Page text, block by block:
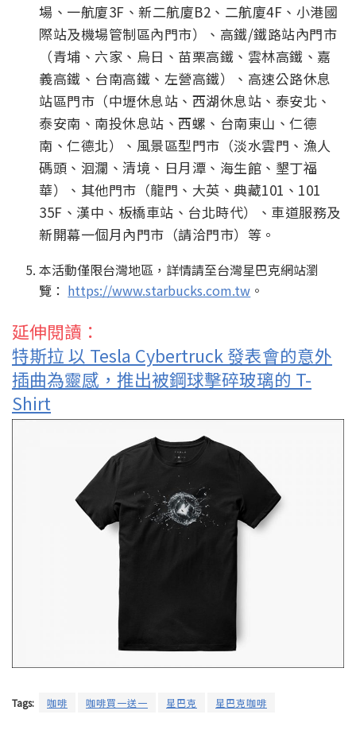
場、一航廈3F、新二航廈B2、二航廈4F、小港國
際站及機場管制區內門市）、高鐵/鐵路站內門市
（青埔、六家、烏日、苗栗高鐵、雲林高鐵、嘉
義高鐵、台南高鐵、左營高鐵）、高速公路休息
站區門市（中壢休息站、西湖休息站、泰安北、
泰安南、南投休息站、西螺、台南東山、仁德
南、仁德北）、風景區型門市（淡水雲門、漁人
碼頭、洄瀾、清境、日月潭、海生館、墾丁福
華）、其他門市（龍門、大英、典藏101、101
35F、漢中、板橋車站、台北時代）、車道服務及
新開幕一個月內門市（請洽門市）等。
本活動僅限台灣地區，詳情請至台灣星巴克網站瀏
覽： https://www.starbucks.com.tw 。
延伸閱讀：
特斯拉 以 Tesla Cybertruck 發表會的意外
插曲為靈感，推出被鋼球擊碎玻璃的 T-
Shirt
Tags: 咖啡 咖啡買一送一 星巴克 星巴克咖啡